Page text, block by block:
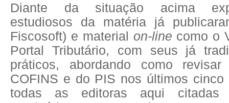
Diante da situação acima
estudiosos da matéria já
Fiscosoft) e material on-line como o
Portal Tributário, com seus já
práticos, abordando como
COFINS e do PIS nos últimos cinco
todas as editoras aqui citadas